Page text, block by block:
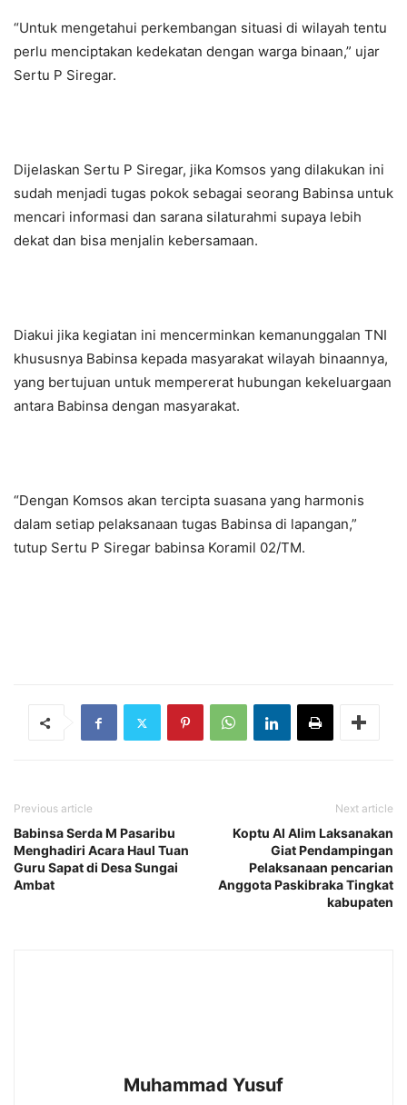
“Untuk mengetahui perkembangan situasi di wilayah tentu
perlu menciptakan kedekatan dengan warga binaan,” ujar
Sertu P Siregar.
Dijelaskan Sertu P Siregar, jika Komsos yang dilakukan ini
sudah menjadi tugas pokok sebagai seorang Babinsa untuk
mencari informasi dan sarana silaturahmi supaya lebih
dekat dan bisa menjalin kebersamaan.
Diakui jika kegiatan ini mencerminkan kemanunggalan TNI
khususnya Babinsa kepada masyarakat wilayah binaannya,
yang bertujuan untuk mempererat hubungan kekeluargaan
antara Babinsa dengan masyarakat.
“Dengan Komsos akan tercipta suasana yang harmonis
dalam setiap pelaksanaan tugas Babinsa di lapangan,”
tutup Sertu P Siregar babinsa Koramil 02/TM.
Previous article
Babinsa Serda M Pasaribu
Menghadiri Acara Haul Tuan
Guru Sapat di Desa Sungai
Ambat
Next article
Koptu Al Alim Laksanakan
Giat Pendampingan
Pelaksanaan pencarian
Anggota Paskibraka Tingkat
kabupaten
Muhammad Yusuf